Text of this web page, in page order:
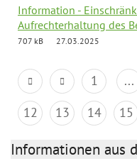
Information -
Aufrechterhaltung des
707 kB
27.03.2025
1 ...
12
13 14 15
Informationen aus